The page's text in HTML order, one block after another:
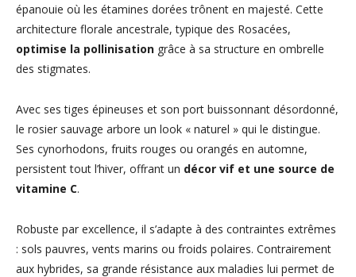
épanouie où les étamines dorées trônent en majesté. Cette
architecture florale ancestrale, typique des Rosacées,
optimise la pollinisation grâce à sa structure en ombrelle
des stigmates.
Avec ses tiges épineuses et son port buissonnant désordonné,
le rosier sauvage arbore un look « naturel » qui le distingue.
Ses cynorhodons, fruits rouges ou orangés en automne,
persistent tout l’hiver, offrant un décor vif et une source de
vitamine C.
Robuste par excellence, il s’adapte à des contraintes extrêmes
: sols pauvres, vents marins ou froids polaires. Contrairement
aux hybrides, sa grande résistance aux maladies lui permet de